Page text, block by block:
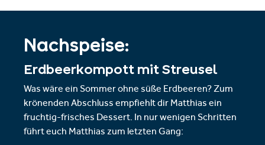
Nachspeise:
Erdbeerkompott mit Streusel
Was wäre ein Sommer ohne süße Erdbeeren? Zum
krönenden Abschluss empfiehlt dir Matthias ein
fruchtig-frisches Dessert. In nur wenigen Schritten
führt euch Matthias zum letzten Gang: